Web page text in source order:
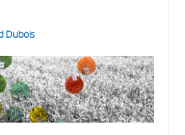
Dubois